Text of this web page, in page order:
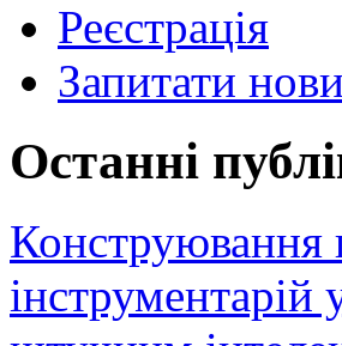
Реєстрація
Запитати
Останні
Конструювання